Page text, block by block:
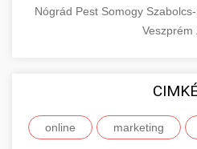
Nógrád Pest Somogy
Veszprém
online marketing